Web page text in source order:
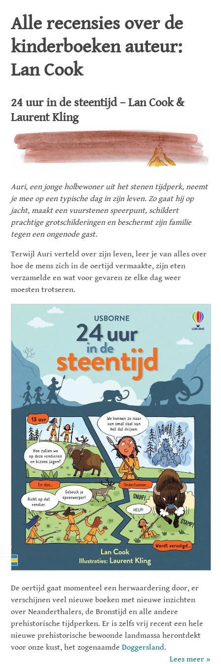
Alle recensies over de
kinderboeken auteur:
Lan Cook
24 uur in de steentijd – Lan Cook &
Laurent Kling
Auri, een jonge holbewoner uit het stenen tijdperk, neemt
je mee op een typische dag in zijn leven. Zo gaat hij op
jacht, maakt een vuurstenen speerpunt, schildert
prachtige grotschilderingen en beschermt zijn familie
tegen een ongenode gast.
Terwijl Auri verteld over zijn leven, leer je van alles over
hoe de mens zich in de oertijd vermaakte, zijn eten
verzamelde en wat voor gevaren ze elke dag weer
moesten trotseren.
De oertijd gaat momenteel een herwaardering door, er
verschijnen veel nieuwe boeken met nieuwe inzichten
over Neanderthalers, de Bronstijd en alle andere
prehistorische tijdperken. Er is zelfs vrij recent een hele
nieuwe prehistorische bewoonde landmassa herontdekt
voor onze kust, het zogenaamdeDoggersland.
Lees meer »